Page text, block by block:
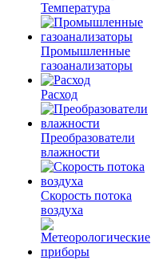
Температура
Промышленные
газоанализаторы
Расход
Преобразователи
влажности
Скорость потока
воздуха